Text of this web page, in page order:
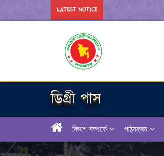
LATEST NOTICE
ডিগ্রী পাস
বিভাগ সম্পর্কে পাঠ্যক্রম